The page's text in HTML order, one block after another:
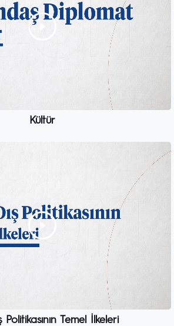
Kültür
Politikasının Temel İlkeleri